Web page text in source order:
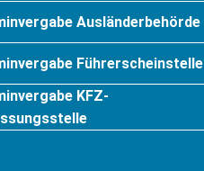
Ausländerbehörde
Führerscheinstelle
KFZ-